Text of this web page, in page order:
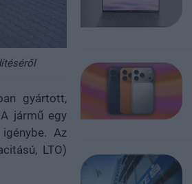
gyártott,
jármű egy
Az
LTO)